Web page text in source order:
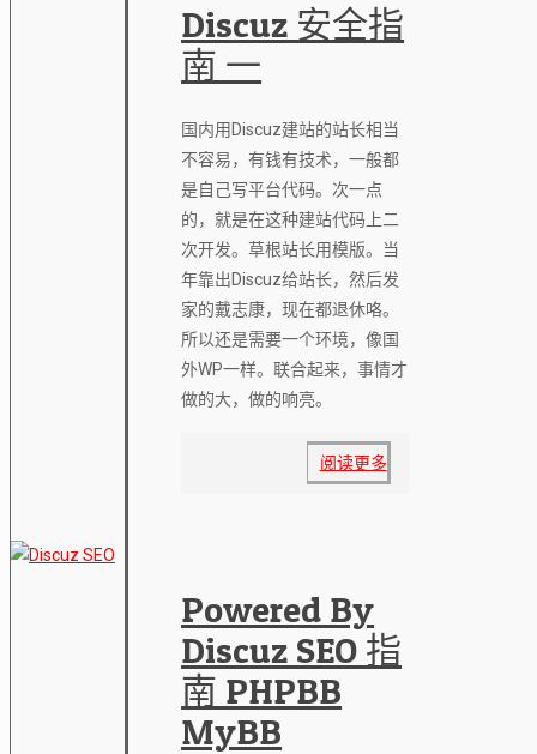
Discuz 安全指
南 一
国内用Discuz建站的站长相当
不容易，有钱有技术，一般都
是自己写平台代码。次一点
的，就是在这种建站代码上二
次开发。草根站长用模版。当
年靠出Discuz给站长，然后发
家的戴志康，现在都退休咯。
所以还是需要一个环境，像国
外WP一样。联合起来，事情才
做的大，做的响亮。
阅读更多
Powered By
Discuz SEO 指
南 PHPBB
MyBB